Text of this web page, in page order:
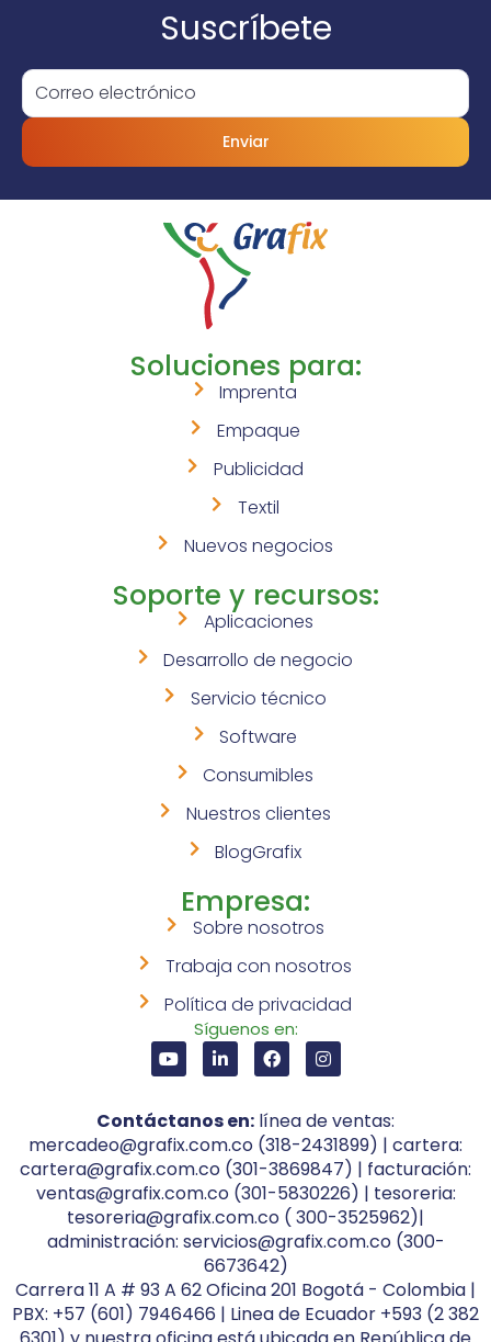
Suscríbete
Enviar
Soluciones para:
Imprenta
Empaque
Publicidad
Textil
Nuevos negocios
Soporte y recursos:
Aplicaciones
Desarrollo de negocio
Servicio técnico
Software
Consumibles
Nuestros clientes
BlogGrafix
Empresa:
Sobre nosotros
Trabaja con nosotros
Política de privacidad
Síguenos en:
Contáctanos en: línea de ventas:
mercadeo@grafix.com.co (318-2431899) | cartera:
cartera@grafix.com.co (301-3869847) | facturación:
ventas@grafix.com.co (301-5830226) | tesoreria:
tesoreria@grafix.com.co ( 300-3525962)|
administración: servicios@grafix.com.co (300-
6673642)
Carrera 11 A # 93 A 62 Oficina 201 Bogotá - Colombia |
PBX: +57 (601) 7946466 | Linea de Ecuador +593 (2 382